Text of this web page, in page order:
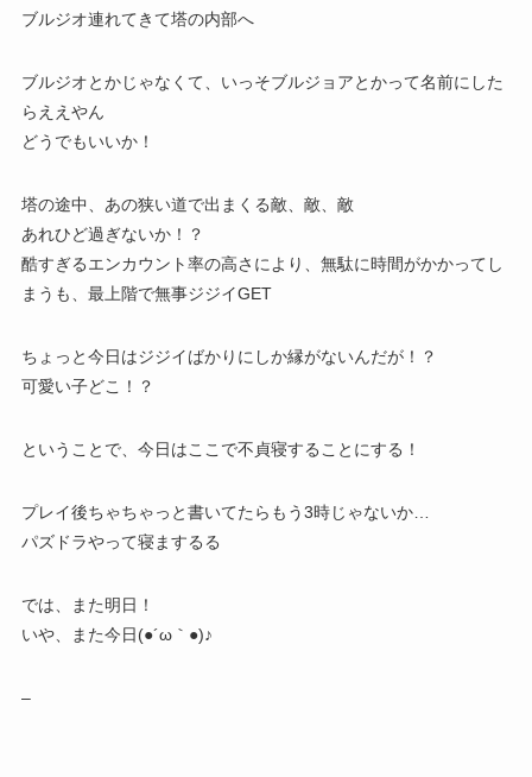
ブルジオ連れてきて塔の内部へ
ブルジオとかじゃなくて、いっそブルジョアとかって名前にした
らええやん
どうでもいいか！
塔の途中、あの狭い道で出まくる敵、敵、敵
あれひど過ぎないか！？
酷すぎるエンカウント率の高さにより、無駄に時間がかかってし
まうも、最上階で無事ジジイGET
ちょっと今日はジジイばかりにしか縁がないんだが！？
可愛い子どこ！？
ということで、今日はここで不貞寝することにする！
プレイ後ちゃちゃっと書いてたらもう3時じゃないか…
パズドラやって寝まするる
では、また明日！
いや、また今日(●´ω｀●)♪
–